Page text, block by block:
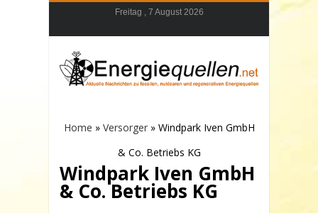
Freitag , 7 August 2026
Home » Versorger» Windpark Iven GmbH
& Co. Betriebs KG
Windpark Iven GmbH
& Co. Betriebs KG